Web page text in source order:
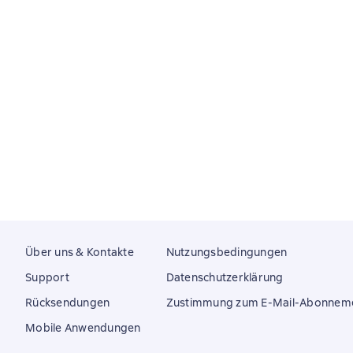
Über uns & Kontakte
Support
Rücksendungen
Mobile Anwendungen
Nutzungsbedingungen
Datenschutzerklärung
Zustimmung zum E-Mail-